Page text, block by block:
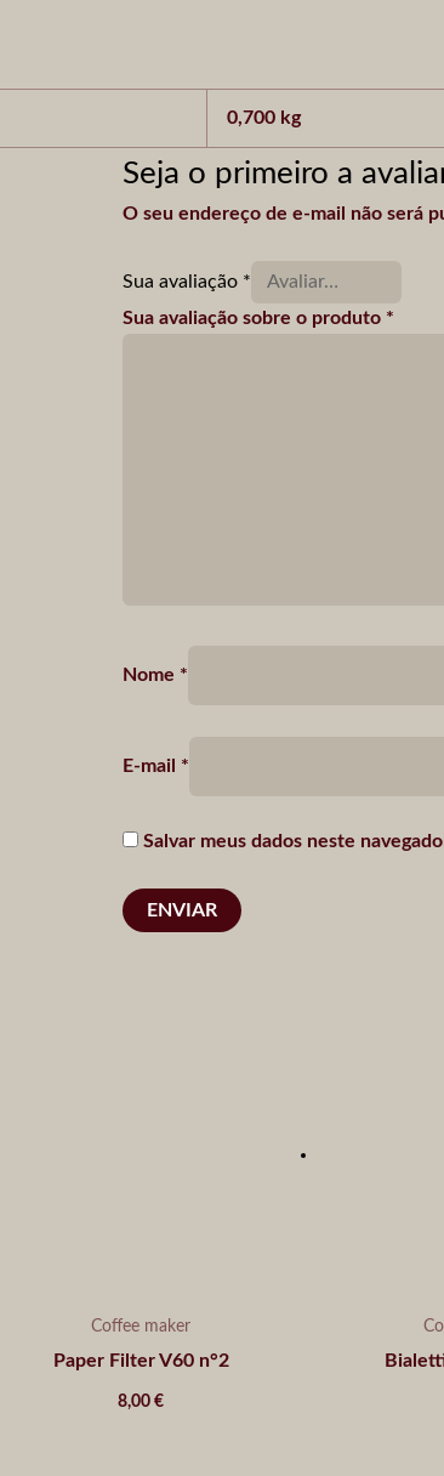
0,700 kg
Seja o primeiro a
O seu endereço de e-mail não será
Sua avaliação *
Sua avaliação sobre o produto *
Nome *
E-mail *
Salvar meus dados neste
Coffee maker
Paper Filter V60 n°2
8,00€